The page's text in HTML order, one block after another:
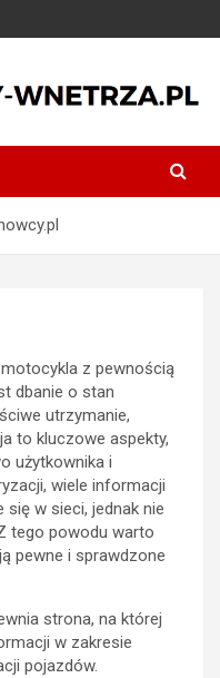
z pewnością
dbanie o stan
utrzymanie,
to kluczowe aspekty,
użytkownika i
wiele informacji
w sieci, jednak nie
tego powodu warto
pewne i sprawdzone
strona, na której
w zakresie
pojazdów.